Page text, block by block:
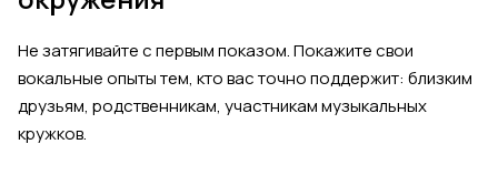
Не затягивайте с первым показом. Покажите свои
вокальные опыты тем, кто вас точно поддержит: близким
друзьям, родственникам, участникам музыкальных
кружков.